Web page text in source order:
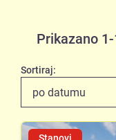
Prikazano
Sortiraj:
po datumu